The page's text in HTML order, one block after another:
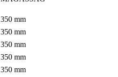
350 mm
350 mm
350 mm
350 mm
350 mm